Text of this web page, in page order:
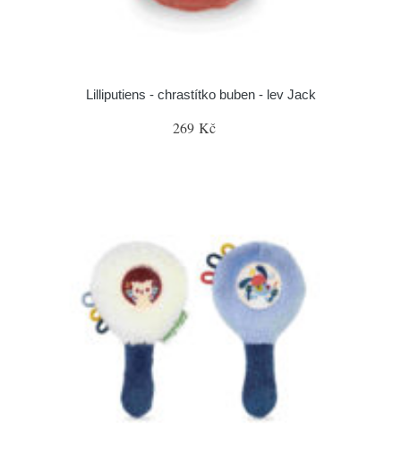
Lilliputiens - chrastítko buben - lev Jack
269 Kč